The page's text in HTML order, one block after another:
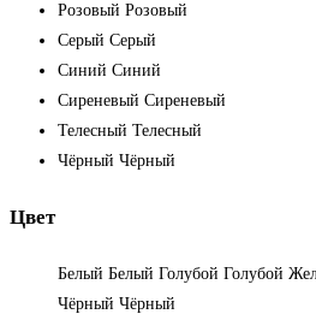
Розовый Розовый
Серый Серый
Синий Синий
Сиреневый Сиреневый
Телесный Телесный
Чёрный Чёрный
Цвет
Белый Белый Голубой Голубой
Чёрный Чёрный